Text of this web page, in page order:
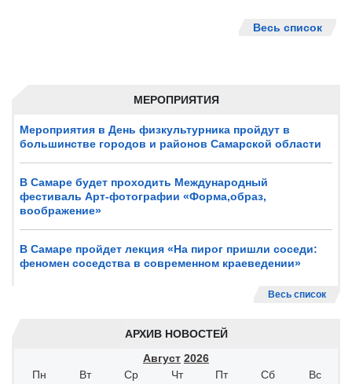
МЕРОПРИЯТИЯ
Мероприятия в День физкультурника пройдут в
большинстве городов и районов Самарской области
В Самаре будет проходить Международный
фестиваль Арт-фотографии «Форма,образ,
воображение»
В Самаре пройдет лекция «На пирог пришли соседи:
феномен соседства в современном краеведении»
Весь список
АРХИВ НОВОСТЕЙ
Август 2026
Пн
Вт Ср Чт Пт Сб
Вс
Весь список